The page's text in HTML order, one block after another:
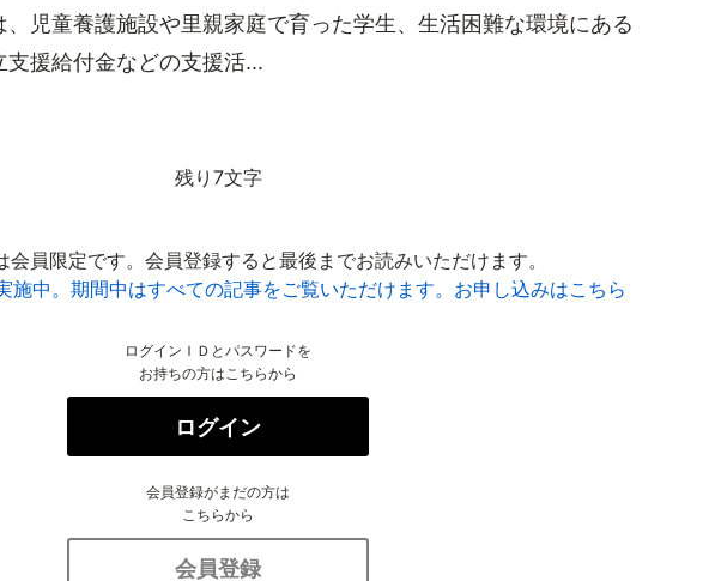
、児童養護施設や里親家庭で育った学生、生活困難な環境にある
援給付金などの支援活...
残り7文字
会員限定です。会員登録すると最後までお読みいただけます。
施中。期間中はすべての記事をご覧いただけます。お申し込みはこちら
ログインＩＤとパスワードを
お持ちの方はこちらから
ログイン
会員登録がまだの方は
こちらから
会員登録